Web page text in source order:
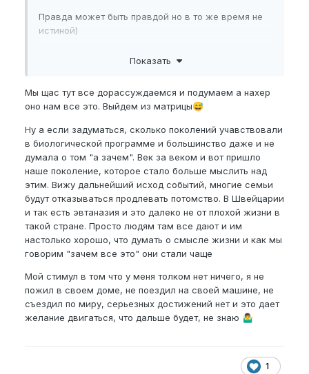
Правда может быть правдой но в то же время не
истиной)
для конкретного человека и условно придавать
оторванная от реальности?
катить комог навоза потому что его отец и дед
катил и он катит и сына обязательно научит... А со
стороны - полная херня) и другие жуки обходятся
без этого)
Кидайте свои соображения.
Какие у вас стимулы?
Показать
Мы щас тут все дорассуждаемся и подумаем а нахер
оно нам все это. Выйдем из матрицы😅
Ну а если задуматься, сколько поколений учавствовали
в биологической программе и большинство даже и не
думала о том "а зачем". Век за веком и вот пришло
наше поколение, которое стало больше мыслить над
этим. Вижу дальнейший исход событий, многие семьи
будут отказываться продлевать потомство. В Швейцарии
и так есть эвтаназия и это далеко не от плохой жизни в
такой стране. Просто людям там все дают и им
настолько хорошо, что думать о смысле жизни и как мы
говорим "зачем все это" они стали чаще
Мой стимул в том что у меня толком нет ничего, я не
пожил в своем доме, не поездил на своей машине, не
съездил по миру, серьезных достижений нет и это дает
желание двигаться, что дальше будет, не знаю 🤷‍♂️
1